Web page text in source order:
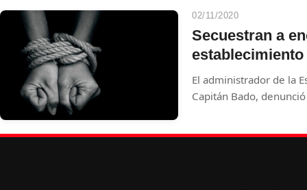
02/11/2020
Secuestran a
El administrador de la
Capitán Bado,